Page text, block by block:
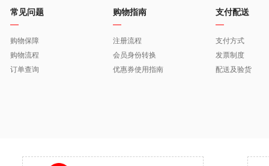
常见问题
购物保障
购物流程
订单查询
购物指南
注册流程
会员身份转换
优惠券使用指南
支付配送
支付方式
发票制度
配送及验货